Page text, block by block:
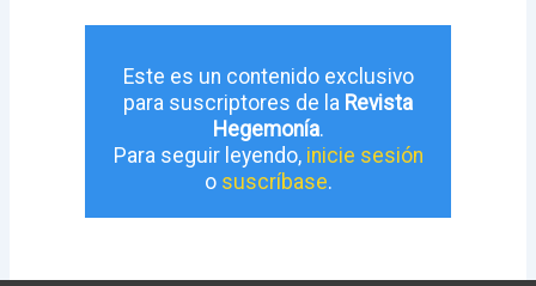
Este es un contenido exclusivo
para suscriptores de la Revista
Hegemonía.
Para seguir leyendo, inicie sesión
o suscríbase.